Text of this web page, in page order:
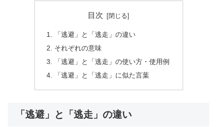
目次
「逃避」と「逃走」の違い
それぞれの意味
「逃避」と「逃走」の使い方・使用例
「逃避」と「逃走」に似た言葉
「逃避」と「逃走」の違い